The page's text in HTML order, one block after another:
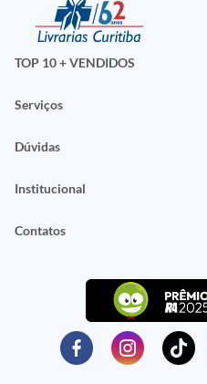
TOP 10 + VENDIDOS
Serviços
Dúvidas
Institucional
Contatos